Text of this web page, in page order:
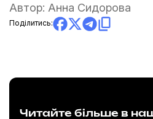
Автор: Анна Сидорова
Поділитись:
Читайте більше в